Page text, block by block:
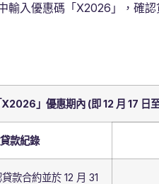
輸入優惠碼「X2026」，確認
X2026」 優惠期內 (即 12 月 17 日
款紀錄
款合約並於 12 月 31